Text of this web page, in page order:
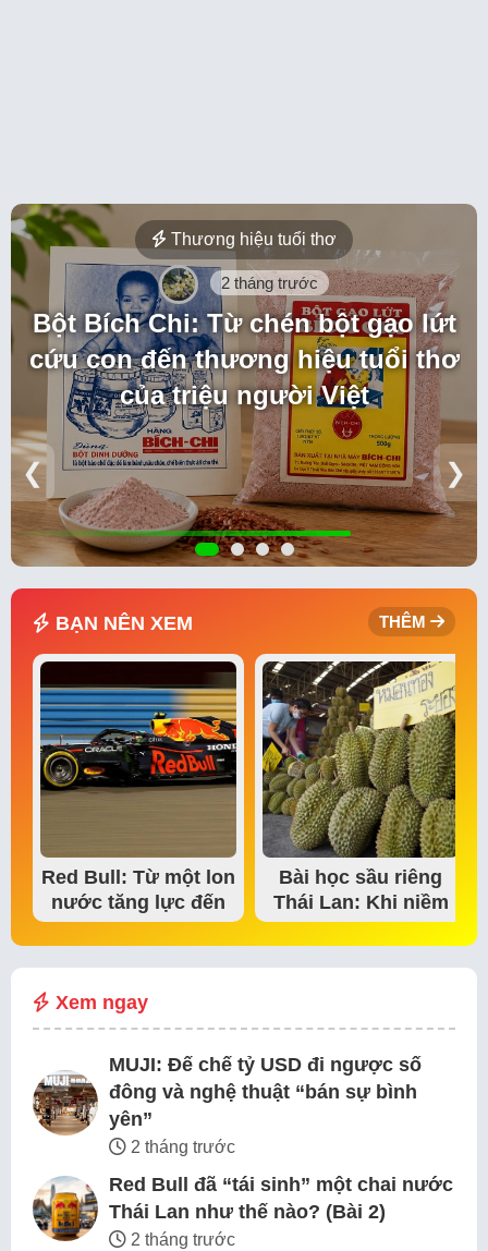
Thương hiệu tuổi thơ
2 tháng trước
Bột Bích Chi: Từ chén bột gạo lứt
cứu con đến thương hiệu tuổi thơ
của triệu người Việt
❮ ❯
BẠN NÊN XEM THÊM
Red Bull: Từ một lon
nước tăng lực đến
đế chế thể…
Bài học sầu riêng
Thái Lan: Khi niềm
tin thị trường bắt…
Xem ngay
MUJI: Đế chế tỷ USD đi ngược số
đông và nghệ thuật “bán sự bình
yên”
2 tháng trước
Red Bull đã “tái sinh” một chai nước
Thái Lan như thế nào? (Bài 2)
2 tháng trước